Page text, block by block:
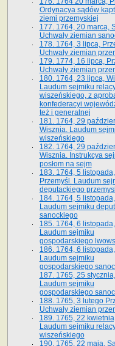
Ordynacya sądów
ziemi przemyskiej
177. 1764, 20 marca,
Uchwały ziemian
178. 1764, 3 lipca,
Uchwały ziemian
179. 1774, 16 lipca,
Uchwały ziemian
180. 1764, 23 lipca,
Laudum sejmiku
wiszeńskiego, z
konfederacyi
też i generalnej
181. 1764, 29
Wisznia. Laudum
wiszeńskiego
182. 1764, 29
Wisznia. Instrukcya
posłom na sejm
183. 1764, 5 listopada,
Przemyśl. Laudum
deputackiego
184. 1764, 5
Laudum sejmiku
sanockiego
185. 1764, 6
Laudum sejmiku
gospodarskiego
186. 1764, 6
Laudum sejmiku
gospodarskiego
187. 1765, 25
Laudum sejmiku
gospodarskiego
188. 1765, 3 lutego
Uchwały ziemian
189. 1765, 22
Laudum sejmiku
wiszeńskiego
190. 1765, 22 maja,